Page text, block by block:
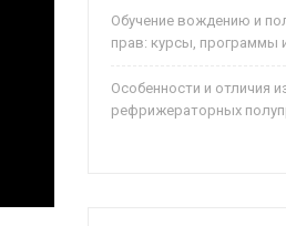
Обучение вождению и
прав: курсы, программы
Особенности и отличия
рефрижераторных